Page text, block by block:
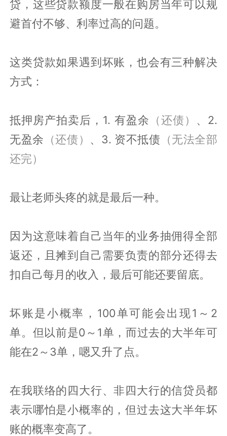
贷，这些贷款额度一般在购房当年可以规
避首付不够、利率过高的问题。
这类贷款如果遇到坏账，也会有三种解决
方式：
抵押房产拍卖后，1. 有盈余 （还债） 、2.
无盈余 （还债） 、3. 资不抵债 （无法全部
还完）
最让老师头疼的就是最后一种。
因为这意味着自己当年的业务抽佣得全部
返还，且摊到自己需要负责的部分还得去
扣自己每月的收入，最后可能还要留底。
坏账是小概率，100单可能会出现1～2
单。但以前是0～1单，而过去的大半年可
能在2～3单，嗯又升了点。
在我联络的四大行、非四大行的信贷员都
表示哪怕是小概率的，但过去这大半年坏
账的概率变高了。